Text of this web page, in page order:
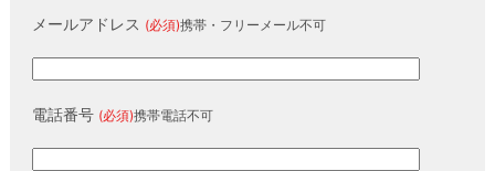
メールアドレス (必須)携帯・フリーメール不可
電話番号 (必須)携帯電話不可